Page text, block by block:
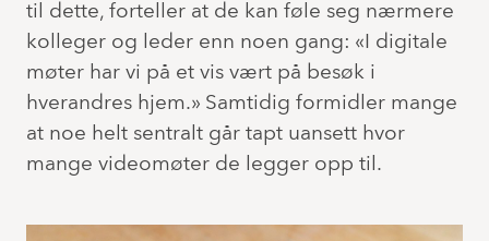
til dette, forteller at de kan føle seg nærmere
kolleger og leder enn noen gang: «I digitale
møter har vi på et vis vært på besøk i
hverandres hjem.» Samtidig formidler mange
at noe helt sentralt går tapt uansett hvor
mange videomøter de legger opp til.